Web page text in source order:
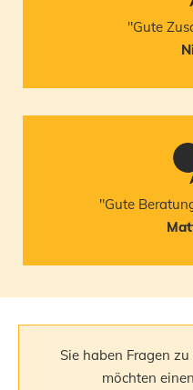
"Gute
"Gute
Sie haben Fragen
möchten